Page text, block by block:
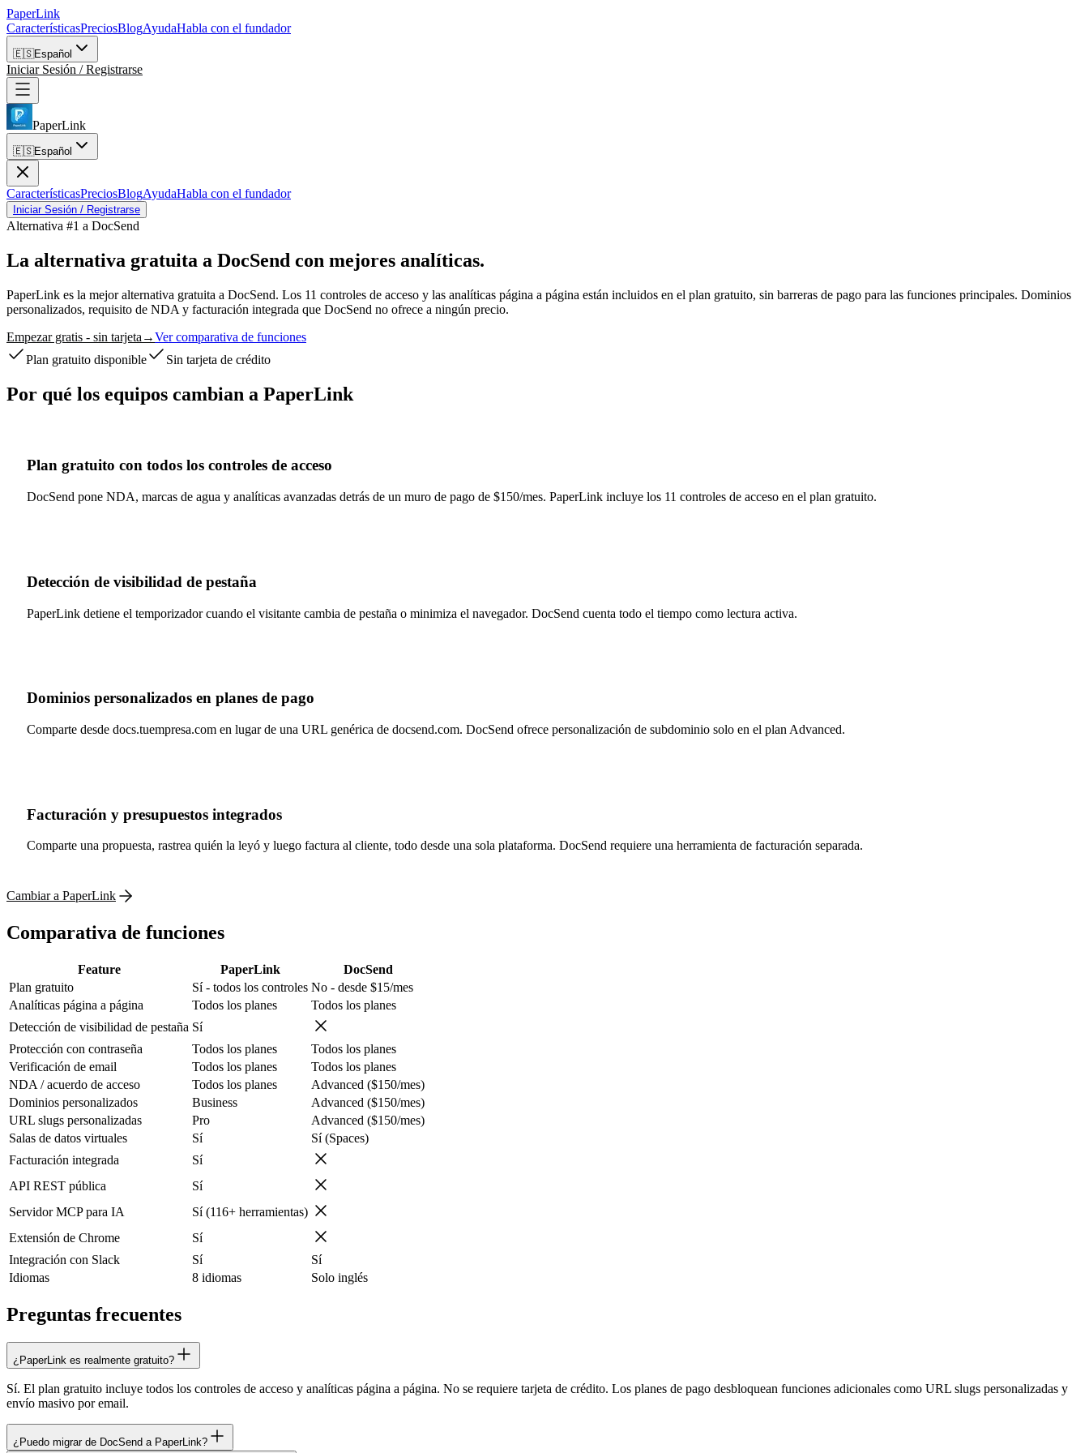
PaperLink
CaracterísticasPreciosBlogAyudaHabla con el fundador
🇪🇸Español
Iniciar Sesión / Registrarse
PaperLink
🇪🇸Español
CaracterísticasPreciosBlogAyudaHabla con el fundador
Iniciar Sesión / Registrarse
Alternativa #1 a DocSend
La alternativa gratuita a DocSend con mejores analíticas.
PaperLink es la mejor alternativa gratuita a DocSend. Los 11 controles de acceso y las analíticas página a página están incluidos en el plan gratuito, sin barreras de pago para las funciones principales. Dominios
personalizados, requisito de NDA y facturación integrada que DocSend no ofrece a ningún precio.
Empezar gratis - sin tarjeta →Ver comparativa de funciones
Plan gratuito disponible
Sin tarjeta de crédito
Por qué los equipos cambian a PaperLink
Plan gratuito con todos los controles de acceso
DocSend pone NDA, marcas de agua y analíticas avanzadas detrás de un muro de pago de $150/mes. PaperLink incluye los 11 controles de acceso en el plan gratuito.
Detección de visibilidad de pestaña
PaperLink detiene el temporizador cuando el visitante cambia de pestaña o minimiza el navegador. DocSend cuenta todo el tiempo como lectura activa.
Dominios personalizados en planes de pago
Comparte desde docs.tuempresa.com en lugar de una URL genérica de docsend.com. DocSend ofrece personalización de subdominio solo en el plan Advanced.
Facturación y presupuestos integrados
Comparte una propuesta, rastrea quién la leyó y luego factura al cliente, todo desde una sola plataforma. DocSend requiere una herramienta de facturación separada.
Cambiar a PaperLink
Comparativa de funciones
Feature PaperLink
DocSend
Plan gratuito
Sí - todos los controles No - desde $15/mes
Analíticas página a página
Todos los planes
Todos los planes
Detección de visibilidad de pestaña Sí
Protección con contraseña
Todos los planes
Todos los planes
Verificación de email
Todos los planes
Todos los planes
NDA / acuerdo de acceso
Todos los planes
Advanced ($150/mes)
Dominios personalizados
Business
Advanced ($150/mes)
URL slugs personalizadas
Pro
Advanced ($150/mes)
Salas de datos virtuales
Sí
Sí (Spaces)
Facturación integrada
Sí
API REST pública
Sí
Servidor MCP para IA
Sí (116+ herramientas)
Extensión de Chrome
Sí
Integración con Slack
Sí
Sí
Idiomas
8 idiomas Solo inglés
Preguntas frecuentes
¿PaperLink es realmente gratuito?
Sí. El plan gratuito incluye todos los controles de acceso y analíticas página a página. No se requiere tarjeta de crédito. Los planes de pago desbloquean funciones adicionales como URL slugs personalizadas y
envío masivo por email.
¿Puedo migrar de DocSend a PaperLink?